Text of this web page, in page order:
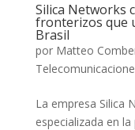
Silica Networks
fronterizos que
Brasil
por Matteo
La empresa Silica
especializada en